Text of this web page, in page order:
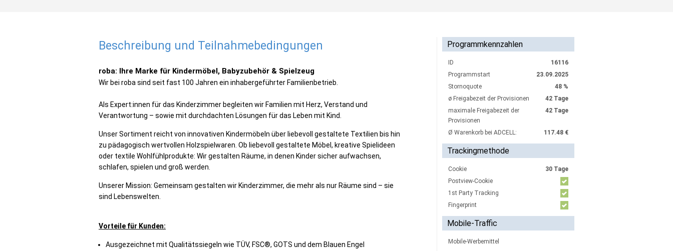
Beschreibung und Teilnahmebedingungen
roba: Ihre Marke für Kindermöbel, Babyzubehör & Spielzeug
Wir bei roba sind seit fast 100 Jahren ein inhabergeführter Familienbetrieb.
Als Expert:innen für das Kinderzimmer begleiten wir Familien mit Herz, Verstand und
Verantwortung – sowie mit durchdachten Lösungen für das Leben mit Kind.
Unser Sortiment reicht von innovativen Kindermöbeln über liebevoll gestaltete Textilien bis hin
zu pädagogisch wertvollen Holzspielwaren. Ob liebevoll gestaltete Möbel, kreative Spielideen
oder textile Wohlfühlprodukte: Wir gestalten Räume, in denen Kinder sicher aufwachsen,
schlafen, spielen und groß werden.
Unserer Mission: Gemeinsam gestalten wir Kinderzimmer, die mehr als nur Räume sind – sie
sind Lebenswelten.
Vorteile für Kunden:
Ausgezeichnet mit Qualitätssiegeln wie TÜV, FSC®, GOTS und dem Blauen Engel
Programmkennzahlen
ID
16116
Programmstart
23.09.2025
Stornoquote
48 %
ø Freigabezeit der Provisionen
42 Tage
maximale Freigabezeit der
Provisionen
42 Tage
Ø Warenkorb bei ADCELL: 117.48 €
Trackingmethode
Cookie
30 Tage
Postview-Cookie
1st Party Tracking
Fingerprint
Mobile-Traffic
Mobile-Werbemittel